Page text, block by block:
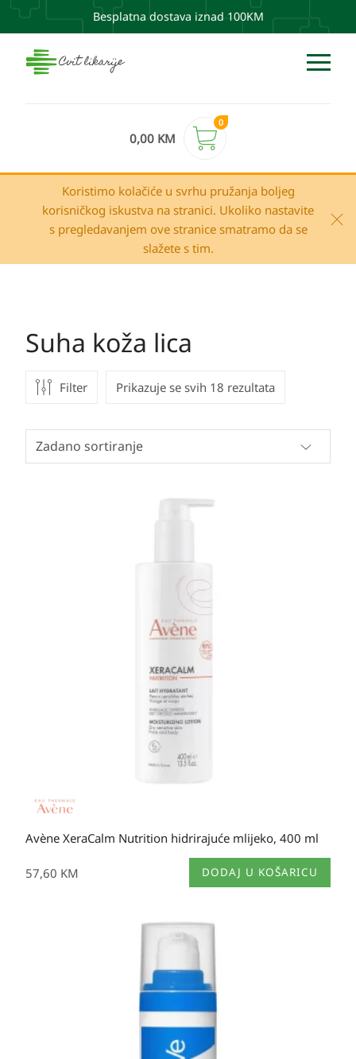
Besplatna dostava iznad 100KM
0,00 KM
0
Koristimo kolačiće u svrhu pružanja boljeg
korisničkog iskustva na stranici. Ukoliko nastavite
s pregledavanjem ove stranice smatramo da se
slažete s tim.
Suha koža lica
Filter Prikazuje se svih 18 rezultata
Avène XeraCalm Nutrition hidrirajuće mlijeko, 400 ml
57,60 KM DODAJ U KOŠARICU